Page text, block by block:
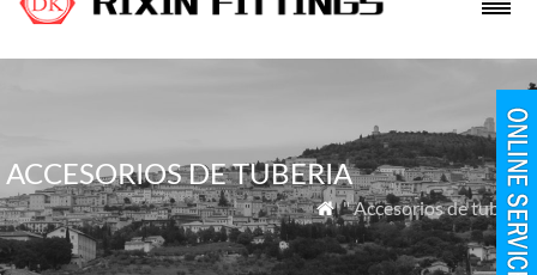
ACCESORIOS DE TUBERIA
 " Accesorios de tuberia